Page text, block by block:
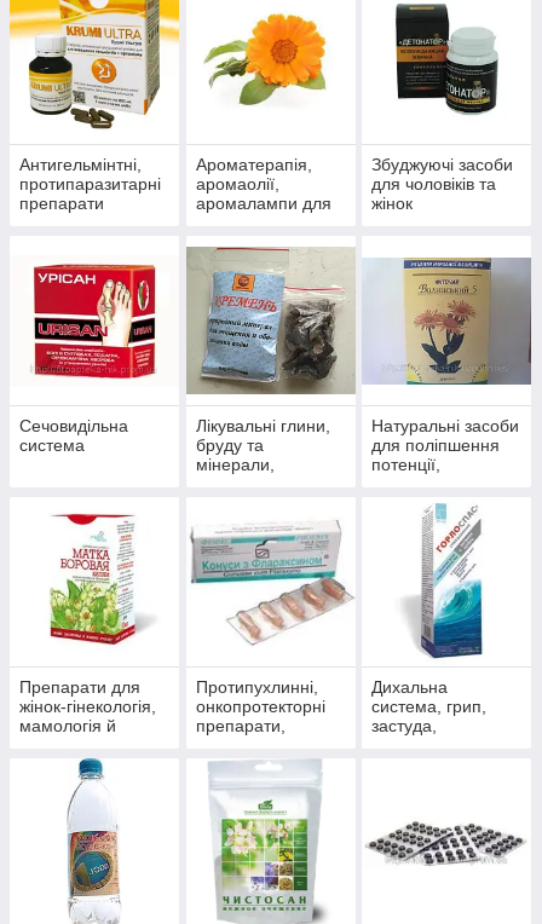
Антигельмінтні,
протипаразитарні
препарати
Ароматерапія,
аромаолії,
аромалампи для
Збуджуючі засоби
для чоловіків та
жінок
Сечовидільна
система
Лікувальні глини,
бруду та
мінерали,
концентрати для
прийняття ванн.
Натуральні засоби
для поліпшення
потенції,
чоловічого
здоров'я
Препарати для
жінок-гінекологія,
мамологія й
Протипухлинні,
онкопротекторні
препарати,
Дихальна
система, грип,
застуда,